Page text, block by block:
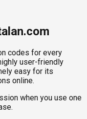
codes for every
user-friendly
easy for its
online.
when you use one